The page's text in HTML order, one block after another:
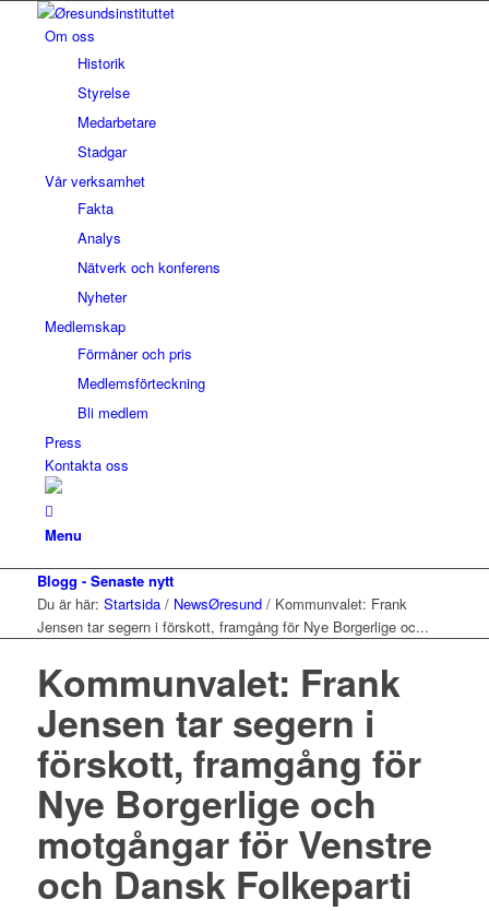
Om oss
Historik
Styrelse
Medarbetare
Stadgar
Vår verksamhet
Fakta
Analys
Nätverk och konferens
Nyheter
Medlemskap
Förmåner och pris
Medlemsförteckning
Bli medlem
Press
Kontakta oss
Menu
Blogg - Senaste nytt
Du är här: Startsida / NewsØresund / Kommunvalet: Frank
Jensen tar segern i förskott, framgång för Nye Borgerlige oc...
Kommunvalet: Frank
Jensen tar segern i
förskott, framgång för
Nye Borgerlige och
motgångar för Venstre
och Dansk Folkeparti